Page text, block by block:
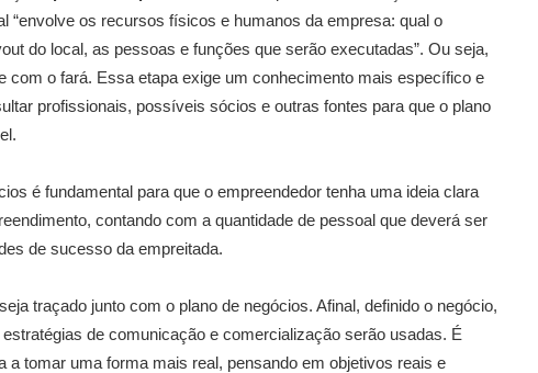
“envolve os recursos físicos e humanos da empresa: qual o
do local, as pessoas e funções que serão executadas”. Ou seja,
com o fará. Essa etapa exige um conhecimento mais específico e
profissionais, possíveis sócios e outras fontes para que o plano
é fundamental para que o empreendedor tenha uma ideia clara
contando com a quantidade de pessoal que deverá ser
de sucesso da empreitada.
traçado junto com o plano de negócios. Afinal, definido o negócio,
de comunicação e comercialização serão usadas. É
a tomar uma forma mais real, pensando em objetivos reais e